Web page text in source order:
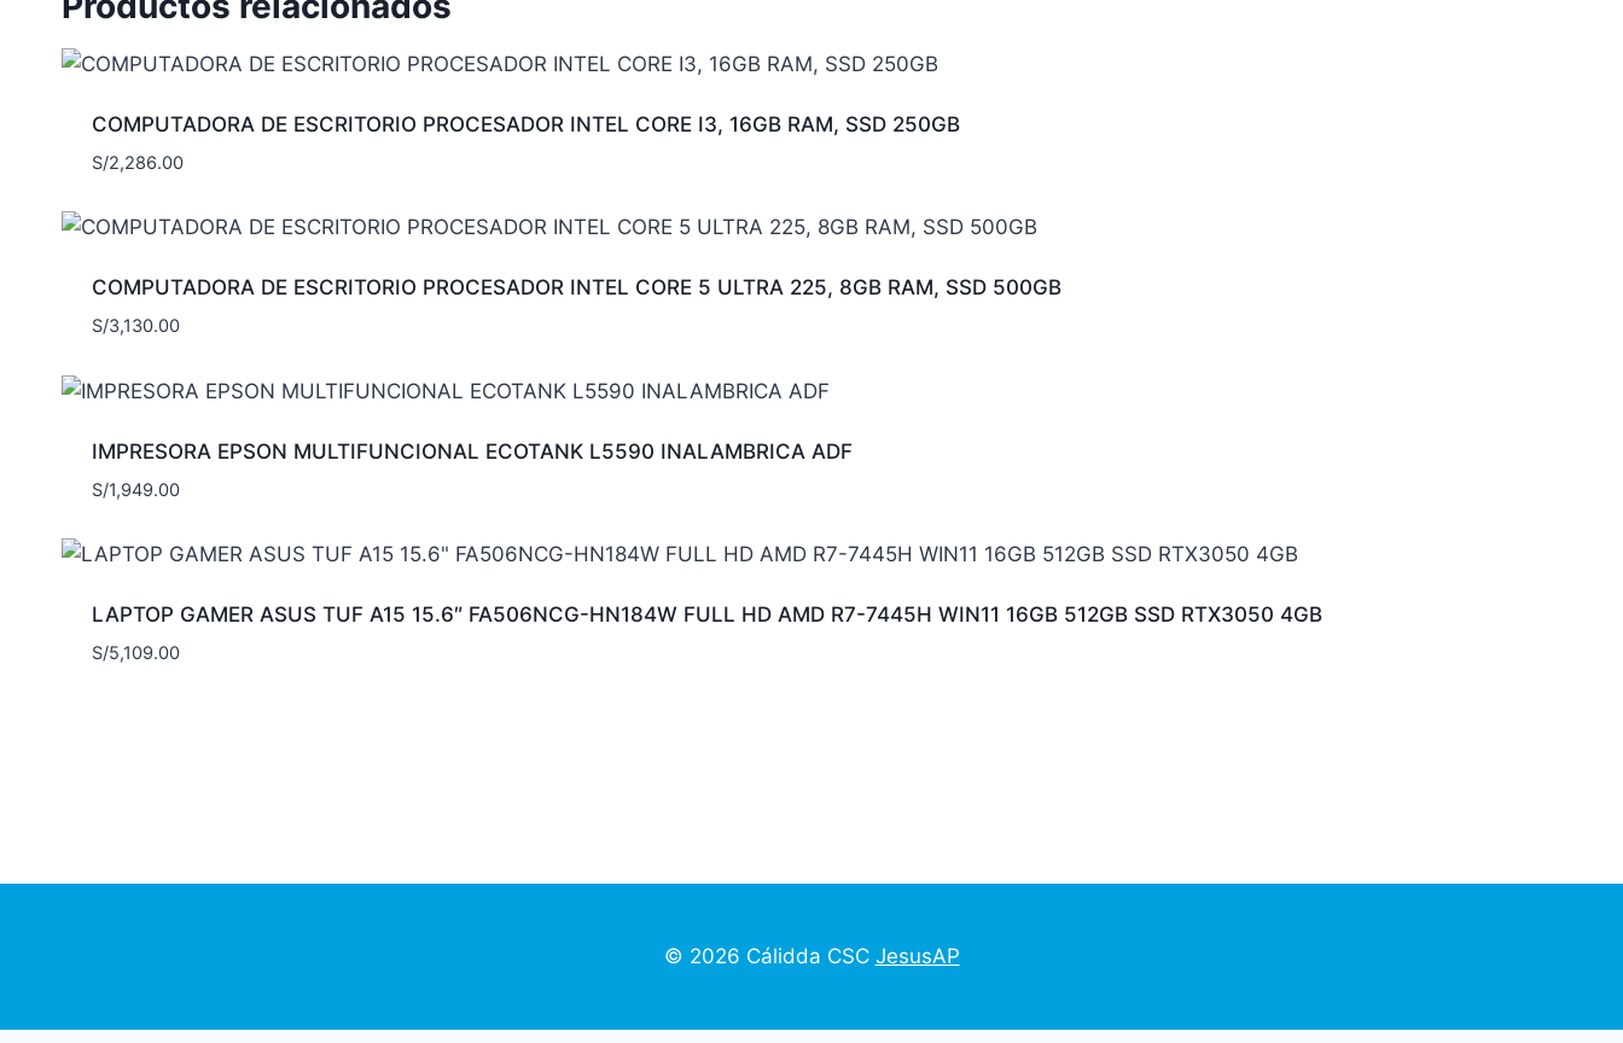
COMPUTADORA DE ESCRITORIO PROCESADOR INTEL CORE I3, 16GB RAM, SSD 250GB
S/2,286.00
COMPUTADORA DE ESCRITORIO PROCESADOR INTEL CORE 5 ULTRA 225, 8GB RAM, SSD 500GB
S/3,130.00
IMPRESORA EPSON MULTIFUNCIONAL ECOTANK L5590 INALAMBRICA ADF
S/1,949.00
LAPTOP GAMER ASUS TUF A15 15.6″ FA506NCG-HN184W FULL HD AMD R7-7445H WIN11 16GB 512GB SSD RTX3050 4GB
S/5,109.00
© 2026 Cálidda CSC JesusAP